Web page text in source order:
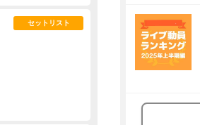
セットリスト